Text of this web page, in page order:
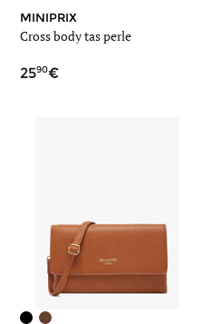
MINIPRIX
Cross body tas perle
2590